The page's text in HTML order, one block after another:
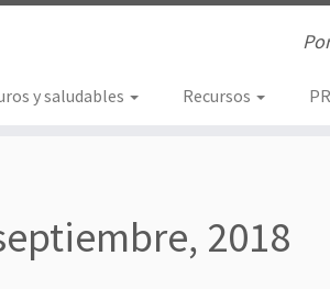
y saludables Recursos
2018